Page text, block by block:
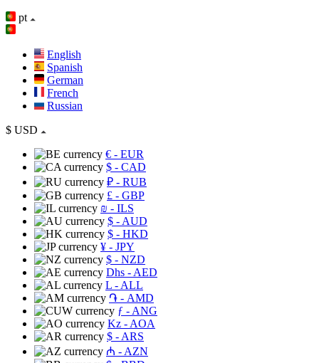
pt
English
Spanish
German
French
Russian
$ USD
€ - EUR
$ - CAD
₽ - RUB
£ - GBP
₪ - ILS
$ - AUD
$ - HKD
¥ - JPY
$ - NZD
Dhs - AED
L - ALL
֏ - AMD
ƒ - ANG
Kz - AOA
$ - ARS
₼ - AZN